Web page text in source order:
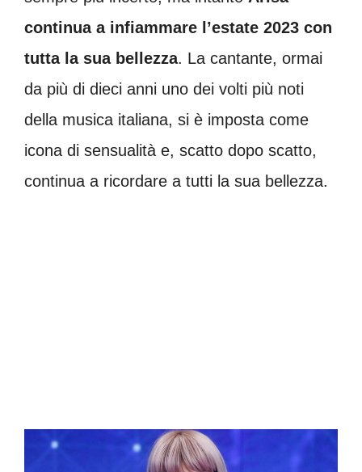
continua a infiammare l’estate 2023 con
tutta la sua bellezza. La cantante, ormai
da più di dieci anni uno dei volti più noti
della musica italiana, si è imposta come
icona di sensualità e, scatto dopo scatto,
continua a ricordare a tutti la sua bellezza.